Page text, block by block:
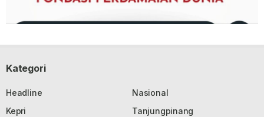
Kategori
Headline
Nasional
Kepri
Tanjungpinang